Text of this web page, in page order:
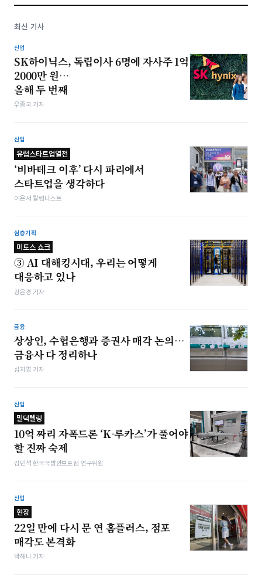
최신 기사
산업
SK하이닉스, 독립이사 6명에 자사주 1억
2000만 원…
올해 두 번째
우종국 기자
산업
유럽스타트업열전
‘비바테크 이후’ 다시 파리에서
스타트업을 생각하다
이은서 칼럼니스트
심층기획
미토스 쇼크
③ AI 대해킹시대, 우리는 어떻게
대응하고 있나
강은경 기자
금융
상상인, 수협은행과 증권사 매각 논의…
금융사 다 정리하나
심지영 기자
산업
밀덕텔링
10억 짜리 자폭드론 ‘K-루카스’가 풀어야
할 진짜 숙제
김민석 한국국방안보포럼 연구위원
산업
현장
22일 만에 다시 문 연 홈플러스, 점포
매각도 본격화
박해나 기자